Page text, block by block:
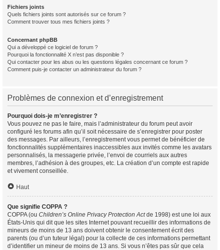
Fichiers joints
Quels fichiers joints sont autorisés sur ce forum ?
Comment trouver tous mes fichiers joints ?
Concernant phpBB
Qui a développé ce logiciel de forum ?
Pourquoi la fonctionnalité X n’est pas disponible ?
Qui contacter pour les abus ou les questions légales concernant ce forum ?
Comment puis-je contacter un administrateur du forum ?
Problèmes de connexion et d’enregistrement
Pourquoi dois-je m’enregistrer ?
Vous pouvez ne pas le faire, mais l’administrateur du forum peut avoir
configuré les forums afin qu’il soit nécessaire de s’enregistrer pour poster
des messages. Par ailleurs, l’enregistrement vous permet de bénéficier de
fonctionnalités supplémentaires inaccessibles aux invités comme les avatars
personnalisés, la messagerie privée, l’envoi de courriels aux autres
membres, l’adhésion à des groupes, etc. La création d’un compte est rapide
et vivement conseillée.
Haut
Que signifie COPPA ?
COPPA (ou Children’s Online Privacy Protection Actde 1998) est une loi aux
États-Unis qui dit que les sites Internet pouvant recueillir des informations de
mineurs de moins de 13 ans doivent obtenir le consentement écrit des
parents (ou d’un tuteur légal) pour la collecte de ces informations permettant
d’identifier un mineur de moins de 13 ans. Si vous n’êtes pas sûr que cela